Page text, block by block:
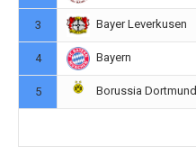
3 Bayer Leverkusen
4 Bayern
5 Borussia Dortmund